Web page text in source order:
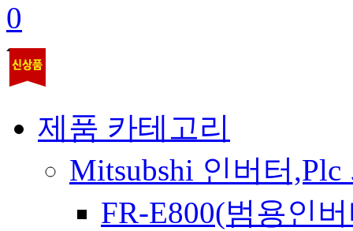
0
제품 카테고리
Mitsubshi 인버터,Plc
FR-E800(범용인